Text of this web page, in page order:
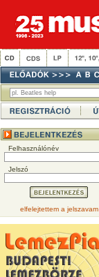
Felhasználónév
Jelszó
elfelejtettem a jelszavam